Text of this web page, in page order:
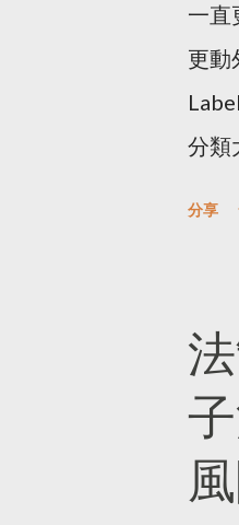
案
位中
擔
有許
告可
像公
廣
不
網
一直
更動
分類
上
是沒
的
分享